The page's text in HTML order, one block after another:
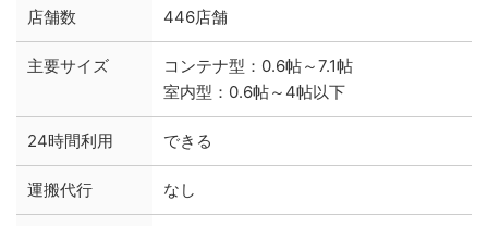
店舗数 446店舗
主要サイズ
コンテナ型：0.6帖～7.1帖
室内型：0.6帖～4帖以下
24時間利用 できる
運搬代行 なし